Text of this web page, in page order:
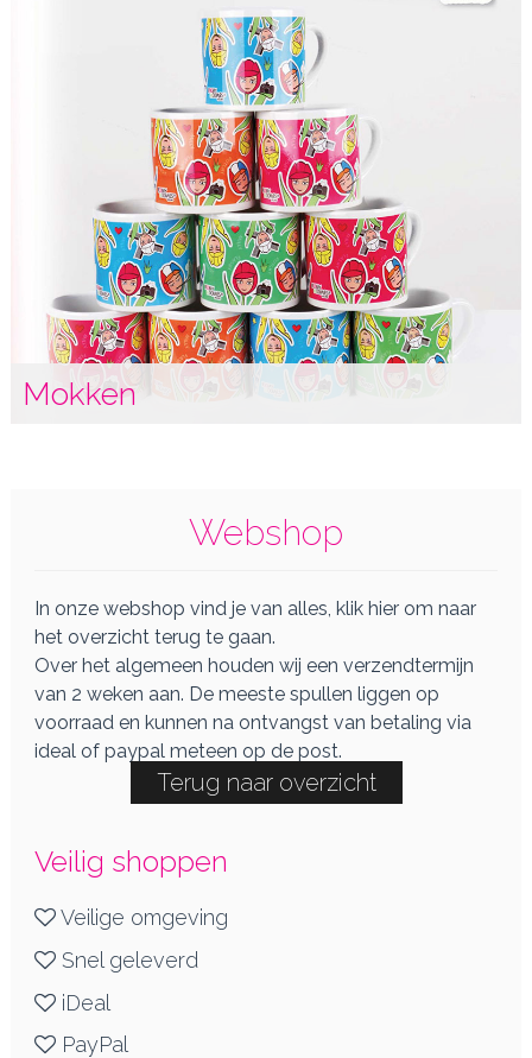
Mokken
Webshop
In onze webshop vind je van alles, klik hier om naar
het overzicht terug te gaan.
Over het algemeen houden wij een verzendtermijn
van 2 weken aan. De meeste spullen liggen op
voorraad en kunnen na ontvangst van betaling via
ideal of paypal meteen op de post.
Terug naar overzicht
Veilig shoppen
Veilige omgeving
Snel geleverd
iDeal
PayPal